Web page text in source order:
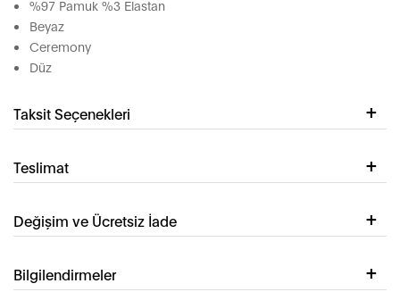
%97 Pamuk %3 Elastan
Beyaz
Ceremony
Düz
Taksit Seçenekleri
Teslimat
Değişim ve Ücretsiz İade
Bilgilendirmeler